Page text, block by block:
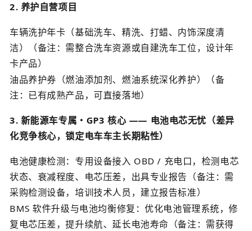
2. 养护自营项目
车辆洗护年卡（基础洗车、精洗、打蜡、内饰深度清
洁）（备注：需整合洗车资源或自建洗车工位，设计年
卡产品）
油品养护券（燃油添加剂、燃油系统深化养护）（备
注：已有成熟产品，可直接落地）
3. 新能源车专属・ GP3核心 —— 电池电芯无忧（差异
化竞争核心，锁定电车车主长期粘性）
电池健康检测：专用设备接入 OBD / 充电口，检测电芯
状态、衰减程度、电芯压差，出具专业报告（备注：需
采购检测设备，培训技术人员，建立报告标准）
BMS软件升级与电池均衡修复 ：优化电池管理系统，修
复电芯压差，提升续航、延长电池寿命（备注：需获得